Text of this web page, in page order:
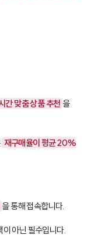
간 맞춤 상품 추천 을
재구매율이 평균 20%
을 통해 접속합니다.
이 아닌 필수입니다.